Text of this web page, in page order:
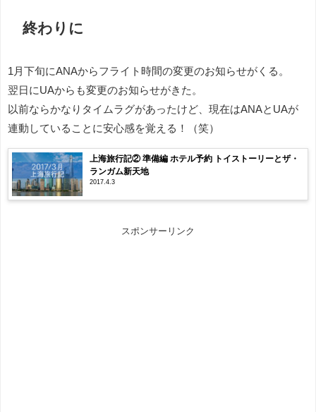
終わりに
1月下旬にANAからフライト時間の変更のお知らせがくる。
翌日にUAからも変更のお知らせがきた。
以前ならかなりタイムラグがあったけど、現在はANAとUAが
連動していることに安心感を覚える！（笑）
上海旅行記② 準備編 ホテル予約 トイストーリーとザ・
ランガム新天地
2017.4.3
スポンサーリンク